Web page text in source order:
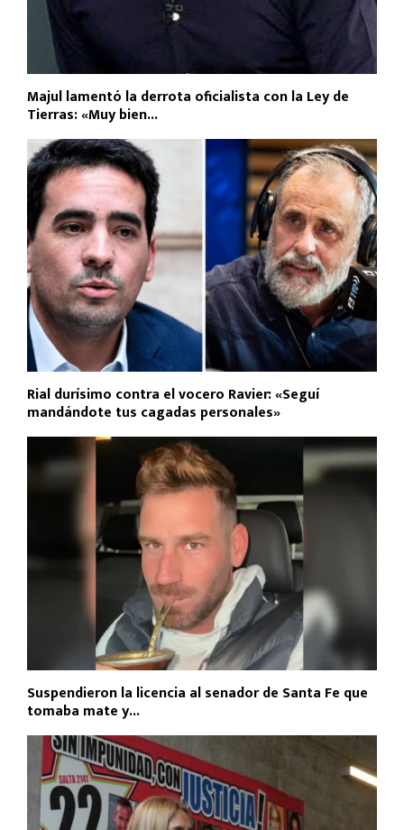
Majul lamentó la derrota oficialista con la Ley de
Tierras: «Muy bien...
Rial durísimo contra el vocero Ravier: «Seguí
mandándote tus cagadas personales»
Suspendieron la licencia al senador de Santa Fe que
tomaba mate y...